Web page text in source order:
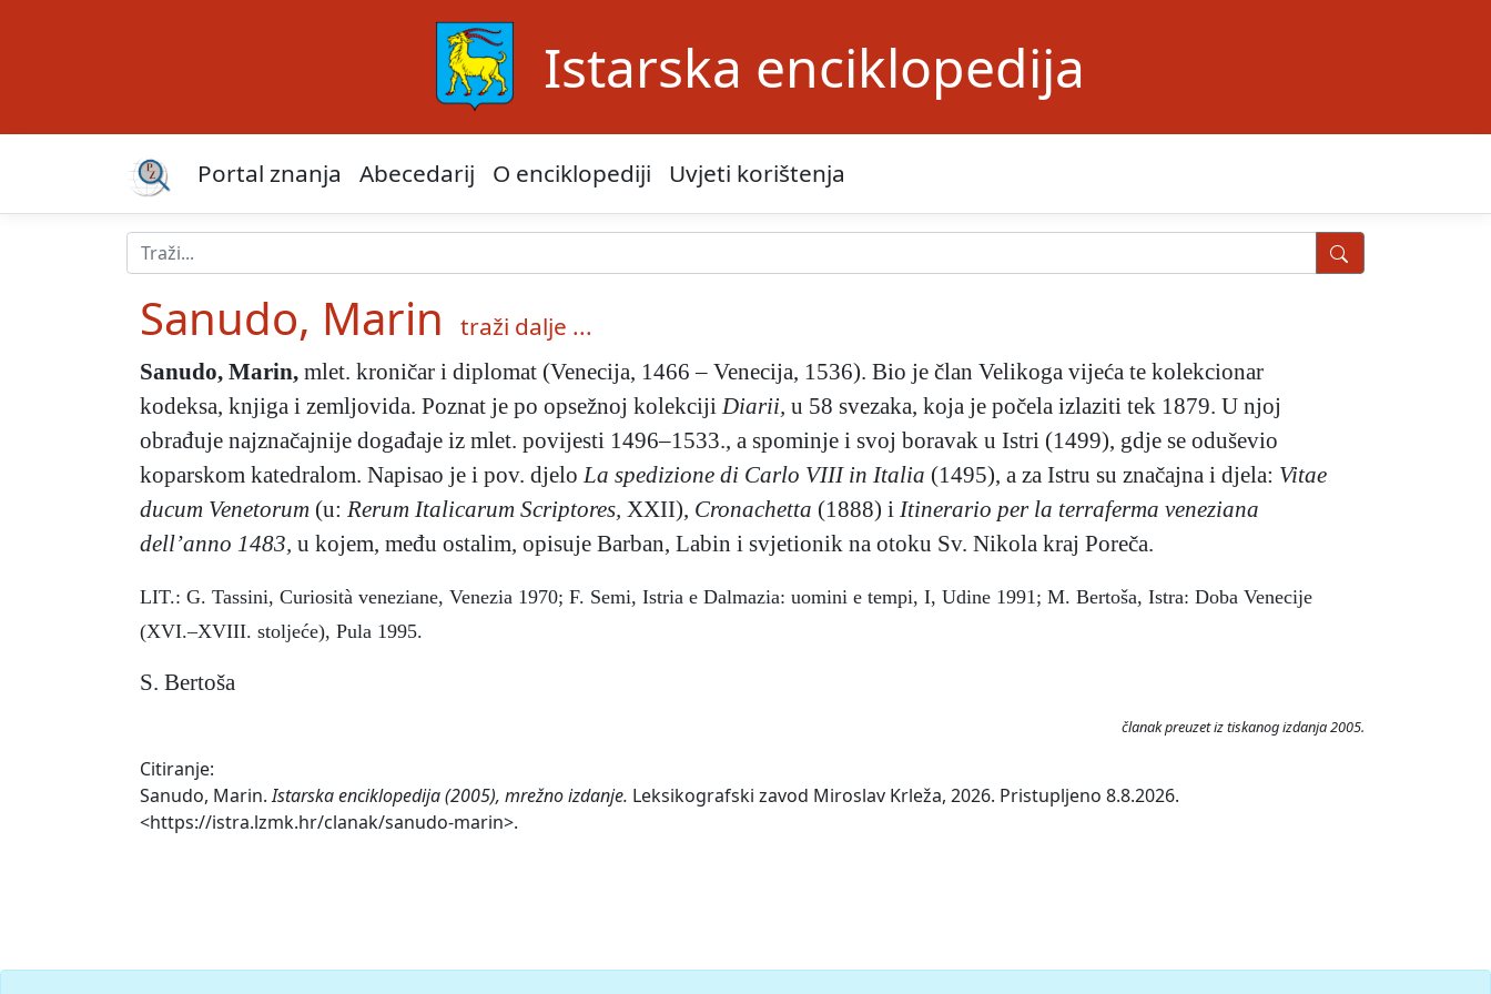
Istarska enciklopedija
Portal znanja Abecedarij O enciklopediji Uvjeti korištenja
Sanudo, Marin traži dalje ...
Sanudo, Marin, mlet. kroničar i diplomat (Venecija, 1466 – Venecija, 1536). Bio je član Velikoga vijeća te kolekcionar
kodeksa, knjiga i zemljovida. Poznat je po opsežnoj kolekciji Diarii, u 58 svezaka, koja je počela izlaziti tek 1879. U njoj
obrađuje najznačajnije događaje iz mlet. povijesti 1496–1533., a spominje i svoj boravak u Istri (1499), gdje se oduševio
koparskom katedralom. Napisao je i pov. djelo La spedizione di Carlo VIII in Italia (1495), a za Istru su značajna i djela: Vitae
ducum Venetorum (u: Rerum Italicarum Scriptores, XXII), Cronachetta (1888) i Itinerario per la terraferma veneziana
dell’anno 1483, u kojem, među ostalim, opisuje Barban, Labin i svjetionik na otoku Sv. Nikola kraj Poreča.
LIT.: G. Tassini, Curiosità veneziane, Venezia 1970; F. Semi, Istria e Dalmazia: uomini e tempi, I, Udine 1991; M. Bertoša, Istra: Doba Venecije
(XVI.–XVIII. stoljeće), Pula 1995.
S. Bertoša
članak preuzet iz tiskanog izdanja 2005.
Citiranje:
Sanudo, Marin.Istarska enciklopedija (2005), mrežno izdanje. Leksikografski zavod Miroslav Krleža, 2026. Pristupljeno 8.8.2026.
<https://istra.lzmk.hr/clanak/sanudo-marin>.